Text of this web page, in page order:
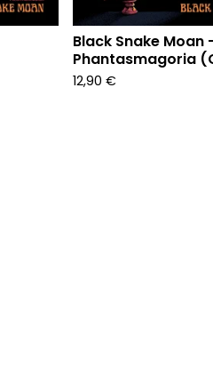
Black Snake Moan
Phantasmagoria
12,90 €